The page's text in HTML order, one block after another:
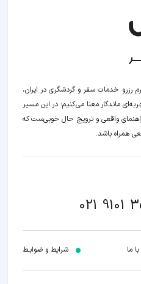
رزرو خدمات سفر و گردشگری در ایران،
ماندگار معنا می‌کنیم؛ در این مسیر‍
راهنمای واقعی و ترویج حال خوبی‌ست که
همراه باشد.
021 9101
ما شرایط و ضوابـط